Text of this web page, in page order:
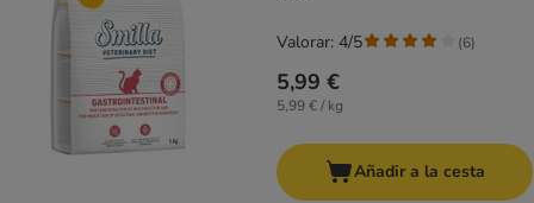
5,99 €
5,99 € / kg
Valorar: 4/5 (6)
Añadir a la cesta